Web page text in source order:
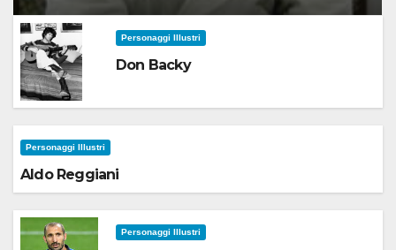
Personaggi Illustri
Don Backy
Personaggi Illustri
Aldo Reggiani
Personaggi Illustri